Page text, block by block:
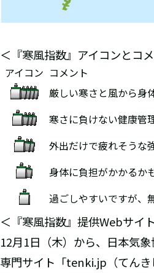
＜『寒風指数』アイコンとコ
アイコン コメント
厳しい寒さと風から身
寒さに負けない健康管
外出だけで疲れそうな
身体に負担がかかるか
過ごしやすいですが、
＜『寒風指数』提供Webサイ
12月1日（木）から、日本気
専門サイト「tenki.jp（てんき